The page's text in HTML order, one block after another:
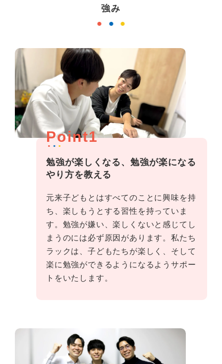
強み
Point1
勉強が楽しくなる、勉強が楽になる
やり方を教える
元来子どもとはすべてのことに興味を持
ち、楽しもうとする習性を持っていま
す。勉強が嫌い、楽しくないと感じてし
まうのには必ず原因があります。私たち
ラックは、子どもたちが楽しく、そして
楽に勉強ができるようになるようサポー
トをいたします。